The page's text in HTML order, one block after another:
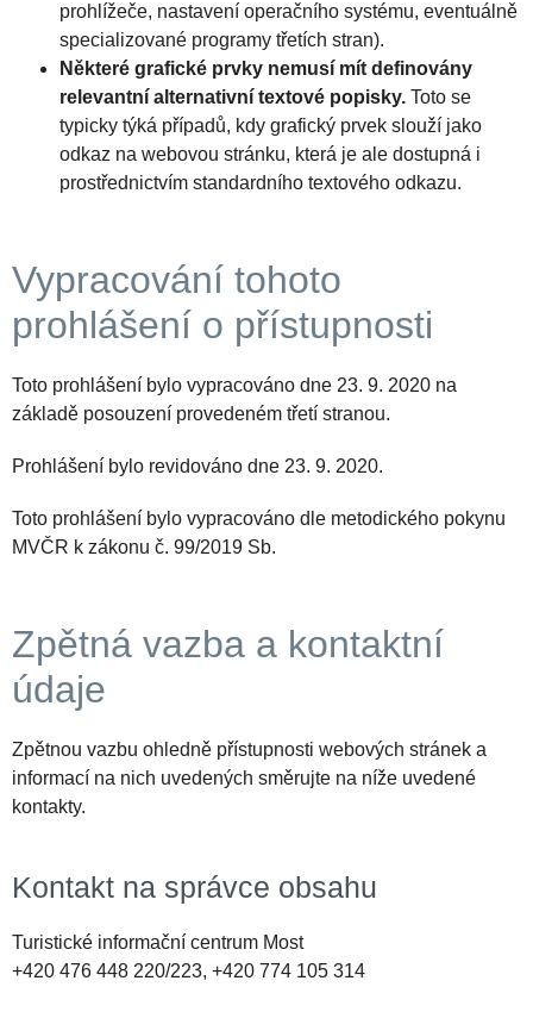
prohlížeče, nastavení operačního systému, eventuálně
specializované programy třetích stran).
Některé grafické prvky nemusí mít definovány
relevantní alternativní textové popisky. Toto se
typicky týká případů, kdy grafický prvek slouží jako
odkaz na webovou stránku, která je ale dostupná i
prostřednictvím standardního textového odkazu.
Vypracování tohoto
prohlášení o přístupnosti
Toto prohlášení bylo vypracováno dne 23. 9. 2020 na
základě posouzení provedeném třetí stranou.
Prohlášení bylo revidováno dne 23. 9. 2020.
Toto prohlášení bylo vypracováno dle metodického pokynu
MVČR k zákonu č. 99/2019 Sb.
Zpětná vazba a kontaktní
údaje
Zpětnou vazbu ohledně přístupnosti webových stránek a
informací na nich uvedených směrujte na níže uvedené
kontakty.
Kontakt na správce obsahu
Turistické informační centrum Most
+420 476 448 220/223, +420 774 105 314